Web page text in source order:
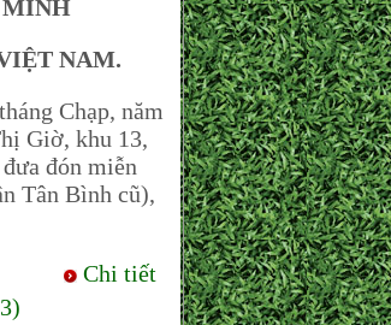
MINH
NAM.
Chạp, năm
Giờ, khu 13,
đón miễn
Tân Bình cũ),
Chi tiết